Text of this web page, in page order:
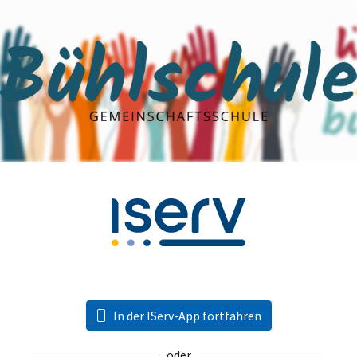
In der IServ-App fortfahren